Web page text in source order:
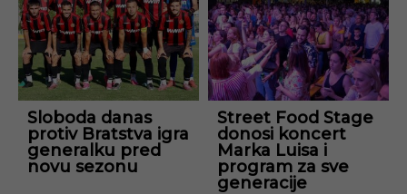
Sloboda danas
protiv Bratstva igra
generalku pred
novu sezonu
Street Food Stage
donosi koncert
Marka Luisa i
program za sve
generacije